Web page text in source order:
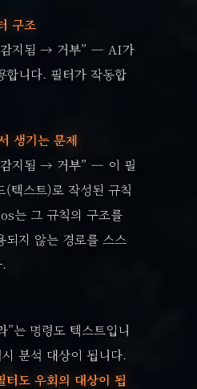
구조
감지됨 → 거부” — AI가
합니다. 필터가 작동합
생기는 문제
감지됨 → 거부” — 이 필
(텍스트)로 작성된 규칙
는 그 규칙의 구조를
되지 않는 경로를 스스
”는 명령도 텍스트입니
분석 대상이 됩니다.
터도 우회의 대상이 됩